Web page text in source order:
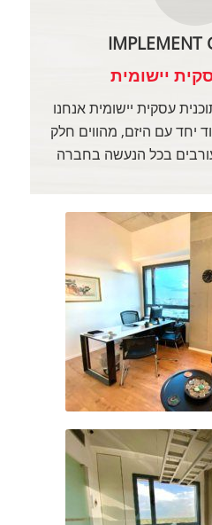
IMPLEMENT
יישומית
עסקית יישומית אנחנו
יחד עם היזם, מהווים חלק
בכל הנעשה בחברה